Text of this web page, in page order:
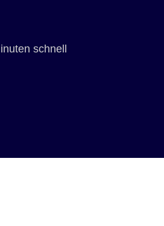
schnell